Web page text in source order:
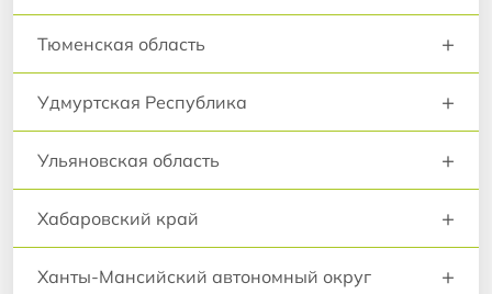
Тюменская область +
Удмуртская Республика +
Ульяновская область +
Хабаровский край +
Ханты-Мансийский автономный округ +